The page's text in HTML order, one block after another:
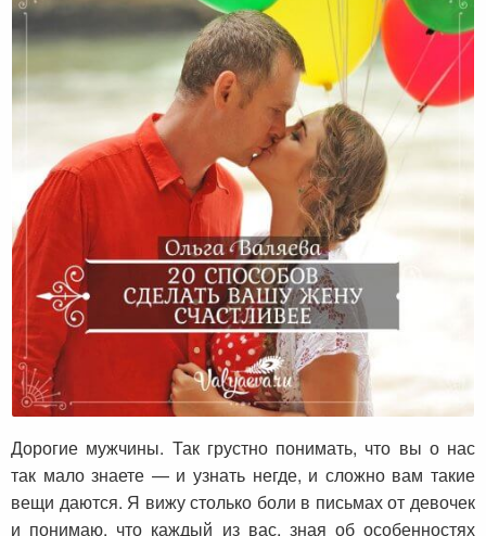
20 способов сделать вашу жену счастливее
Дорогие мужчины. Так грустно понимать, что вы о нас
так мало знаете — и узнать негде, и сложно вам такие
вещи даются. Я вижу столько боли в письмах от девочек
и понимаю, что каждый из вас, зная об особенностях